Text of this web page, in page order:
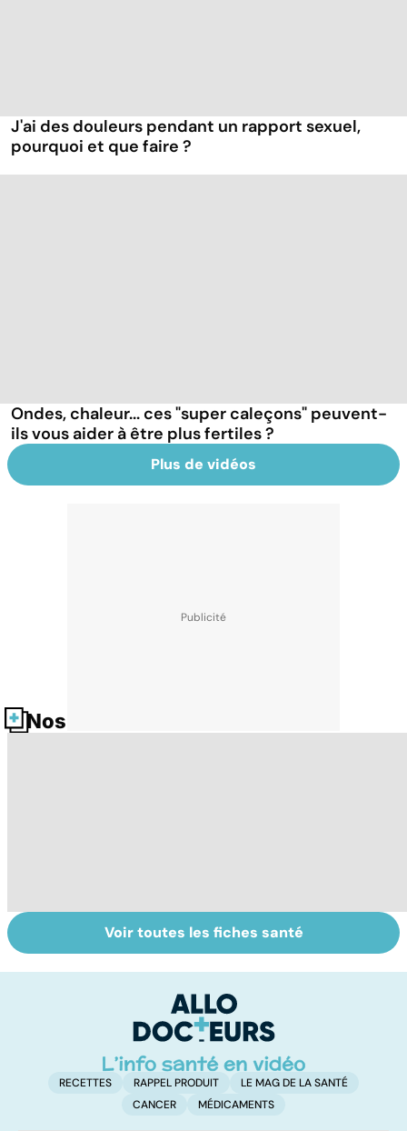
J'ai des douleurs pendant un rapport sexuel,
pourquoi et que faire ?
Ondes, chaleur... ces "super caleçons" peuvent-
ils vous aider à être plus fertiles ?
Plus de vidéos
Nos fiches santé
d'ovocytes,
Sexualité,
infertilité et
étroits
Voir toutes les fiches santé
RECETTES RAPPEL PRODUIT
LE MAG DE LA SANTÉ
CANCER
MÉDICAMENTS